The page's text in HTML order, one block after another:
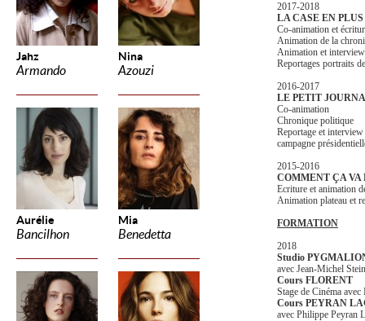
Jahz
Armando
Nina
Azouzi
Aurélie
Bancilhon
Mia
Benedetta
2017-2018
LA CASE EN
Co-animation et
Animation de la
Animation et
Reportages portraits
2016-2017
LE PETIT
Co-animation
Chronique politique
Reportage et
campagne
2015-2016
COMMENT ÇA
Ecriture et animation
Animation plateau et
FORMATION
2018
Studio
avec Jean-Michel
Cours FLORENT
Stage de Cinéma
Cours PEYRAN
avec Philippe Peyran